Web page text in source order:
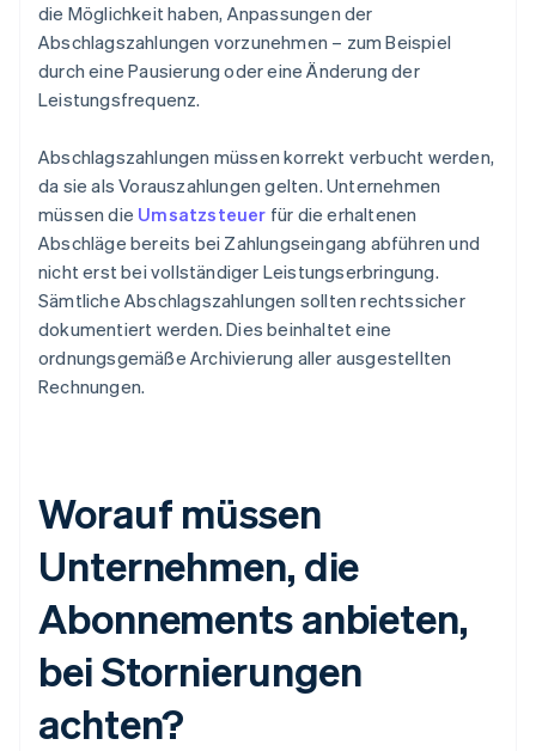
die Möglichkeit haben, Anpassungen der
Abschlagszahlungen vorzunehmen – zum Beispiel
durch eine Pausierung oder eine Änderung der
Leistungsfrequenz.
Abschlagszahlungen müssen korrekt verbucht werden,
da sie als Vorauszahlungen gelten. Unternehmen
müssen die Umsatzsteuer für die erhaltenen
Abschläge bereits bei Zahlungseingang abführen und
nicht erst bei vollständiger Leistungserbringung.
Sämtliche Abschlagszahlungen sollten rechtssicher
dokumentiert werden. Dies beinhaltet eine
ordnungsgemäße Archivierung aller ausgestellten
Rechnungen.
Worauf müssen
Unternehmen, die
Abonnements anbieten,
bei Stornierungen
achten?